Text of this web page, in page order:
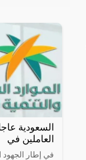
السعودية
العاملين في
في إطار الجهود